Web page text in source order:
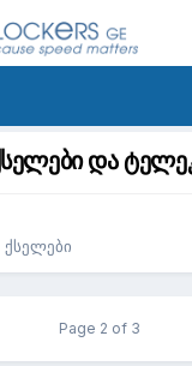
და
ქსელები
Page 2 of 3